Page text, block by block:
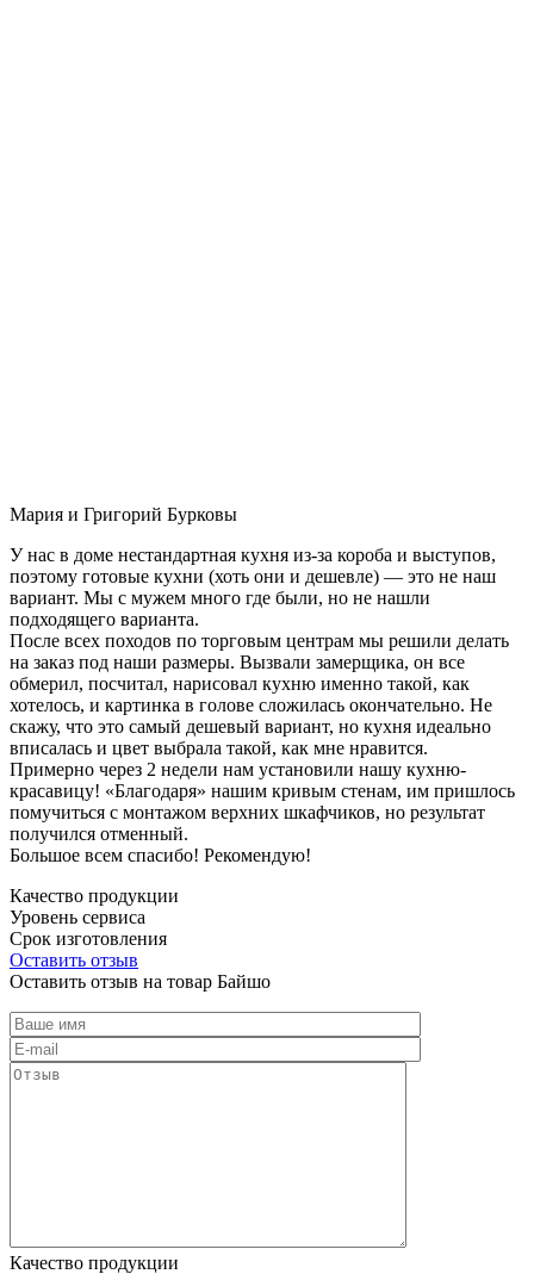
Мария и Григорий Бурковы
У нас в доме нестандартная кухня из-за короба и выступов,
поэтому готовые кухни (хоть они и дешевле) — это не наш
вариант. Мы с мужем много где были, но не нашли
подходящего варианта.
После всех походов по торговым центрам мы решили делать
на заказ под наши размеры. Вызвали замерщика, он все
обмерил, посчитал, нарисовал кухню именно такой, как
хотелось, и картинка в голове сложилась окончательно. Не
скажу, что это самый дешевый вариант, но кухня идеально
вписалась и цвет выбрала такой, как мне нравится.
Примерно через 2 недели нам установили нашу кухню-
красавицу! «Благодаря» нашим кривым стенам, им пришлось
помучиться с монтажом верхних шкафчиков, но результат
получился отменный.
Большое всем спасибо! Рекомендую!
Качество продукции
Уровень сервиса
Срок изготовления
Оставить отзыв
Оставить отзыв на товар Байшо
Качество продукции